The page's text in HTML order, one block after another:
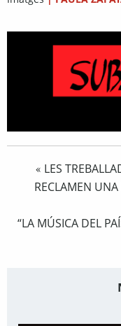
« LES
RECLAMEN
“LA MÚSICA DEL